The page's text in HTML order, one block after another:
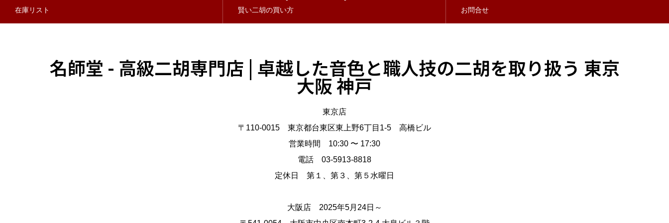
在庫リスト 賢い二胡の買い方 お問合せ
名師堂 - 高級二胡専門店 | 卓越した音色と職人技の二胡を取り扱う 東京
大阪 神戸
東京店
〒110-0015 東京都台東区東上野6丁目1-5 高橋ビル
営業時間 10:30 〜 17:30
電話 03-5913-8818
定休日 第１、第３、第５水曜日
大阪店 2025年5月24日～